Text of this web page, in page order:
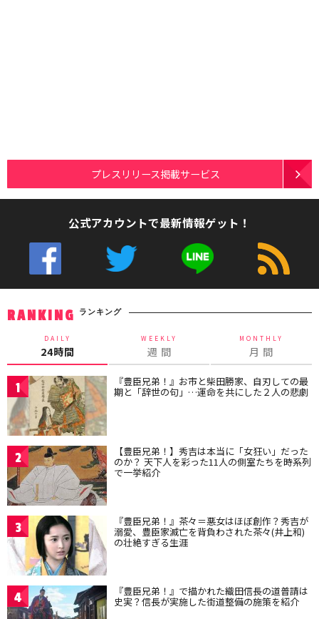
プレスリリース掲載サービス
公式アカウントで最新情報ゲット！
RANKING ランキング
DAILY
24時間
WEEKLY
週 間
MONTHLY
月 間
1 『豊臣兄弟！』お市と柴田勝家、自刃しての最
期と「辞世の句」…運命を共にした２人の悲劇
2 【豊臣兄弟！】秀吉は本当に「女狂い」だった
のか？ 天下人を彩った11人の側室たちを時系列
で一挙紹介
3 『豊臣兄弟！』茶々＝悪女はほぼ創作？秀吉が
溺愛、豊臣家滅亡を背負わされた茶々(井上和)
の壮絶すぎる生涯
4 『豊臣兄弟！』で描かれた織田信長の道普請は
史実？信長が実施した街道整備の施策を紹介